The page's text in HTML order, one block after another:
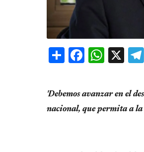
ShareFacebook
X
'Debemos avanzar en el
nacional, que permita a